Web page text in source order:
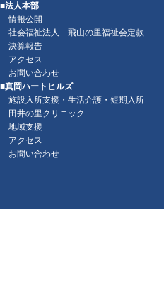
■法人本部
情報公開
社会福祉法人 飛山の里福祉会定款
決算報告
アクセス
お問い合わせ
■真岡ハートヒルズ
施設入所支援・生活介護・短期入所
田井の里クリニック
地域支援
アクセス
お問い合わせ